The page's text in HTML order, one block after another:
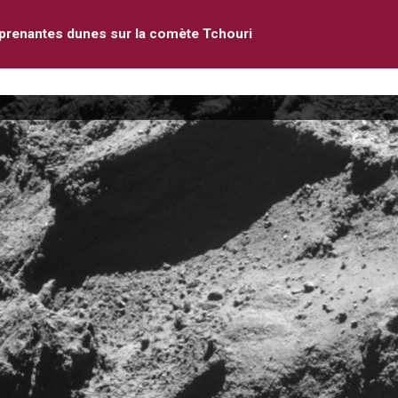
dunes sur la comète Tchouri